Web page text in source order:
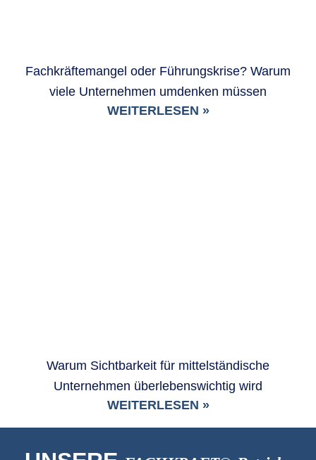
Fachkräftemangel oder Führungskrise? Warum
viele Unternehmen umdenken müssen
WEITERLESEN »
Warum Sichtbarkeit für mittelständische
Unternehmen überlebenswichtig wird
WEITERLESEN »